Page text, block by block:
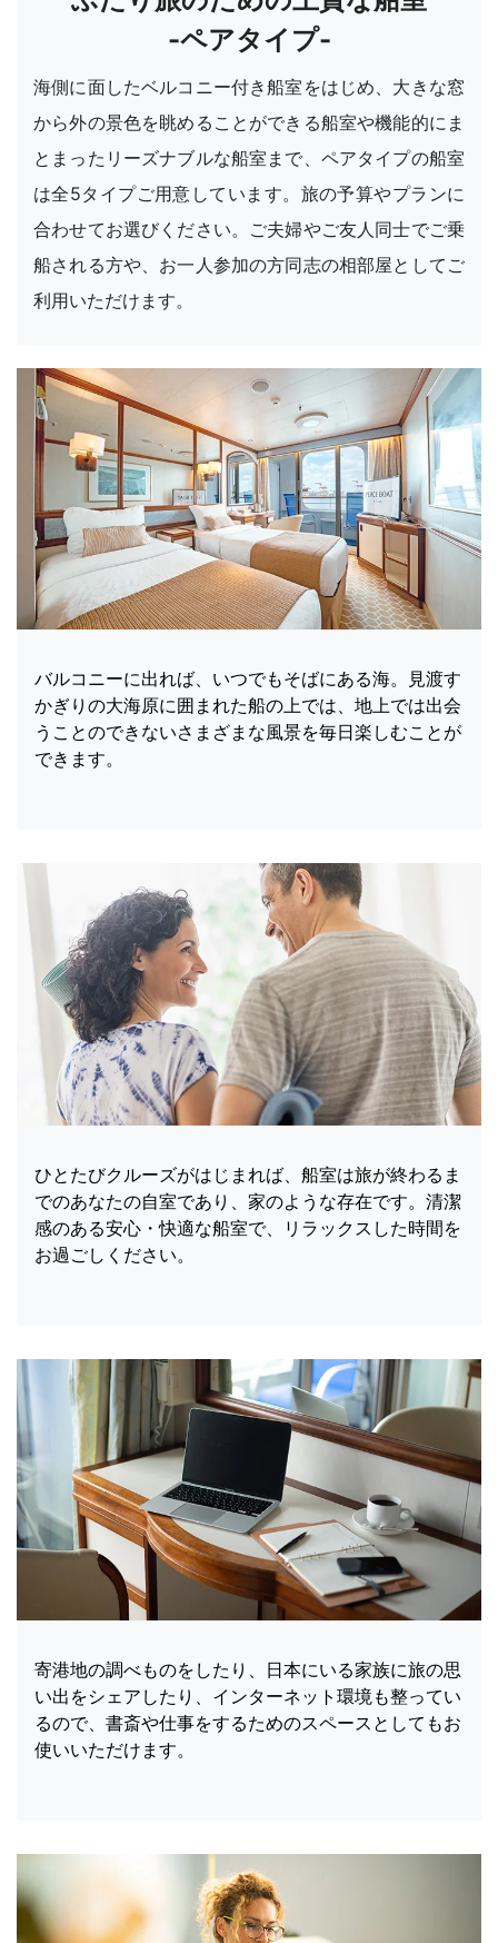
-ペアタイプ-
海側に面したベルコニー付き船室をはじめ、大きな窓
から外の景色を眺めることができる船室や機能的にま
とまったリーズナブルな船室まで、ペアタイプの船室
は全5タイプご用意しています。旅の予算やプランに
合わせてお選びください。ご夫婦やご友人同士でご乗
船される方や、お一人参加の方同志の相部屋としてご
利用いただけます。
バルコニーに出れば、いつでもそばにある海。見渡す
かぎりの大海原に囲まれた船の上では、地上では出会
うことのできないさまざまな風景を毎日楽しむことが
できます。
ひとたびクルーズがはじまれば、船室は旅が終わるま
でのあなたの自室であり、家のような存在です。清潔
感のある安心・快適な船室で、リラックスした時間を
お過ごしください。
寄港地の調べものをしたり、日本にいる家族に旅の思
い出をシェアしたり、インターネット環境も整ってい
るので、書斎や仕事をするためのスペースとしてもお
使いいただけます。